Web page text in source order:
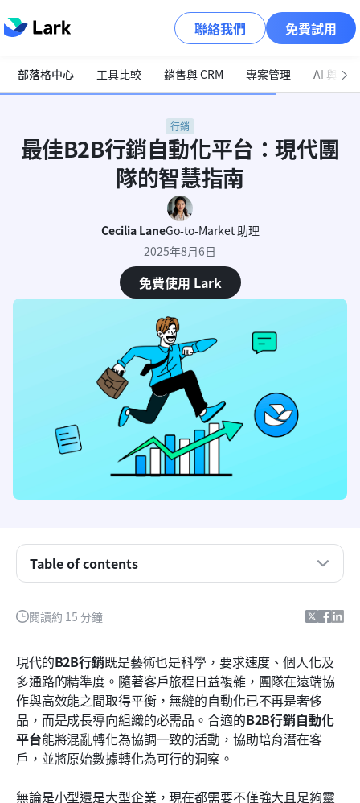
聯絡我們 免費試用
部落格中心 工具比較 銷售與 CRM 專案管理 AI 與自
行銷
最佳B2B行銷自動化平台：現代團
隊的智慧指南
Cecilia LaneGo-to-Market 助理
2025年8月6日
免費使用 Lark
閱讀約 15 分鐘
現代的B2B行銷既是藝術也是科學，要求速度、個人化及
多通路的精準度。隨著客戶旅程日益複雜，團隊在遠端協
作與高效能之間取得平衡，無縫的自動化已不再是奢侈
品，而是成長導向組織的必需品。合適的B2B行銷自動化
平台能將混亂轉化為協調一致的活動，協助培育潛在客
戶，並將原始數據轉化為可行的洞察。
無論是小型還是大型企業，現在都需要不僅強大且足夠靈
Table of contents
最佳B2B行銷自動化平台的主要特點
一覽最佳B2B行銷自動化平台
深入評測：前8大B2B行銷自動化平台
如何選擇合適的B2B行銷自動化平台
結論